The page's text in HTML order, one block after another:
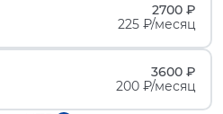
2700 ₽
225 ₽/месяц
3600 ₽
200 ₽/месяц